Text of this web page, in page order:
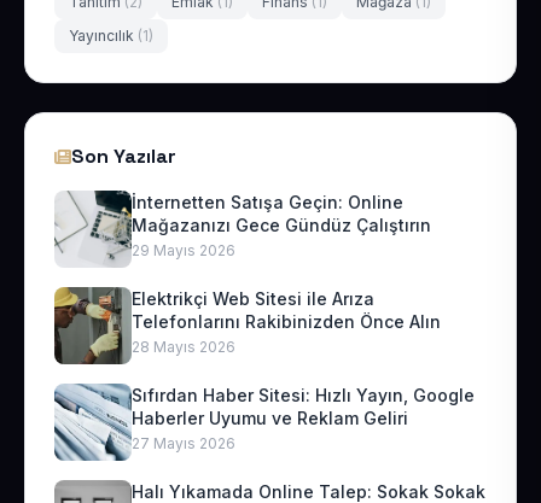
Yayıncılık (1)
Son Yazılar
İnternetten Satışa Geçin: Online
Mağazanızı Gece Gündüz Çalıştırın
29 Mayıs 2026
Elektrikçi Web Sitesi ile Arıza
Telefonlarını Rakibinizden Önce Alın
28 Mayıs 2026
Sıfırdan Haber Sitesi: Hızlı Yayın, Google
Haberler Uyumu ve Reklam Geliri
27 Mayıs 2026
Halı Yıkamada Online Talep: Sokak Sokak